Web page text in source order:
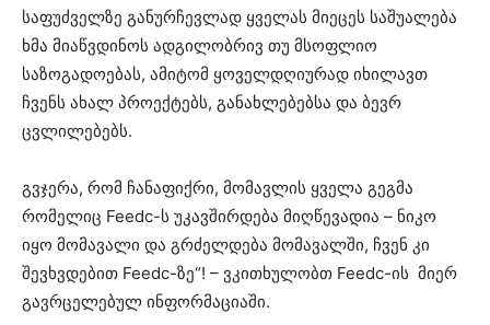
საფუძველზე განურჩევლად ყველას მიეცეს საშუალება
ხმა მიაწვდინოს ადგილობრივ თუ მსოფლიო
საზოგადოებას, ამიტომ ყოველდღიურად იხილავთ
ჩვენს ახალ პროექტებს, განახლებებსა და ბევრ
ცვლილებებს.
გვჯერა, რომ ჩანაფიქრი, მომავლის ყველა გეგმა
რომელიც Feedc-ს უკავშირდება მიღწევადია – ნიკო
იყო მომავალი და გრძელდება მომავალში, ჩვენ კი
შევხვდებით Feedc-ზე“! – ვკითხულობთ Feedc-ის მიერ
გავრცელებულ ინფორმაციაში.